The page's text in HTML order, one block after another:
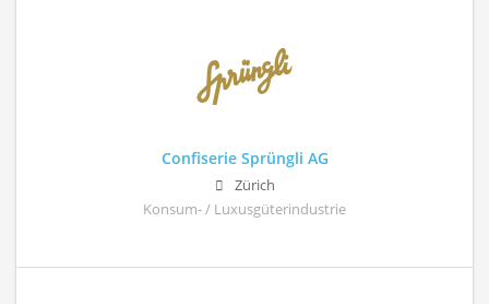
Confiserie Sprüngli AG
Zürich
Konsum- / Luxusgüterindustrie